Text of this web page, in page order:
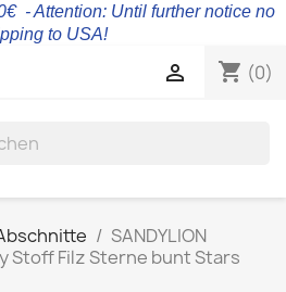
- Attention: Until further notice no
to USA!
shopping_cart (0)

SANDYLION
Stoff Filz Sterne bunt Stars